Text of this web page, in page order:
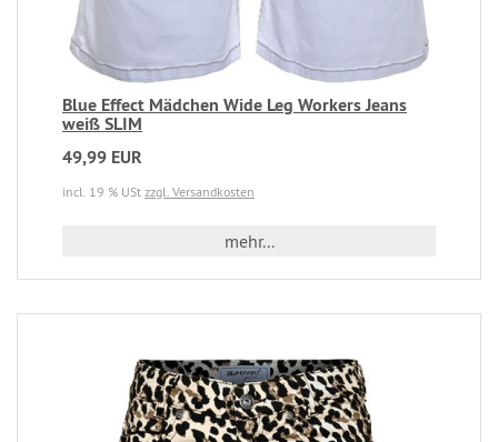
Blue Effect Mädchen Wide Leg Workers Jeans
weiß SLIM
49,99 EUR
incl. 19 % USt zzgl. Versandkosten
mehr...